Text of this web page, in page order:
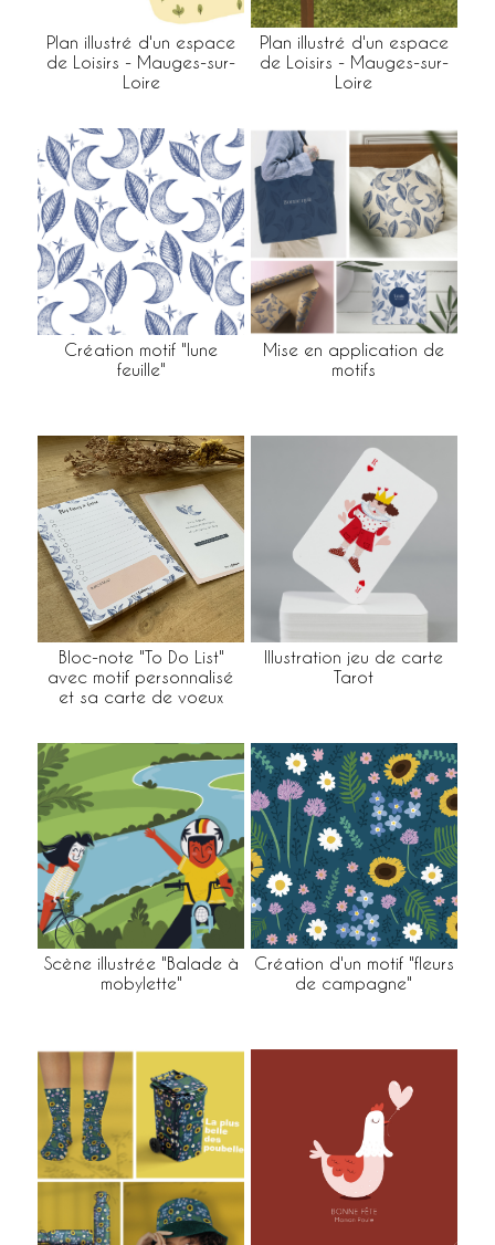
Plan illustré d'un espace
de Loisirs - Mauges-sur-
Loire
Plan illustré d'un espace
de Loisirs - Mauges-sur-
Loire
Création motif "lune
feuille"
Mise en application de
motifs
Bloc-note "To Do List"
avec motif personnalisé
et sa carte de voeux
Illustration jeu de carte
Tarot
Scène illustrée "Balade à
mobylette"
Création d'un motif "fleurs
de campagne"